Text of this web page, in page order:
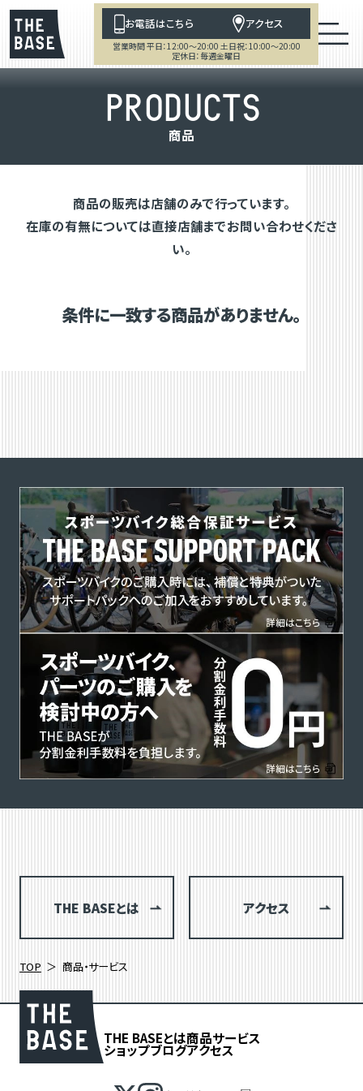
お電話はこちら アクセス
営業時間 平日：12:00～20:00 土日祝：10:00～20:00
定休日：毎週金曜日
PRODUCTS
商品
商品の販売は店舗のみで行っています。
在庫の有無については直接店舗までお問い合わせくださ
い。
条件に一致する商品がありません。
THE BASEとは アクセス
TOP 商品・サービス
THE BASEとは商品サービス
ショップブログアクセス